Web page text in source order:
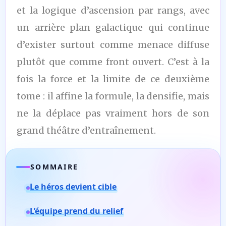
et la logique d’ascension par rangs, avec
un arrière-plan galactique qui continue
d’exister surtout comme menace diffuse
plutôt que comme front ouvert. C’est à la
fois la force et la limite de ce deuxième
tome : il affine la formule, la densifie, mais
ne la déplace pas vraiment hors de son
grand théâtre d’entraînement.
SOMMAIRE
Le héros devient cible
L’équipe prend du relief